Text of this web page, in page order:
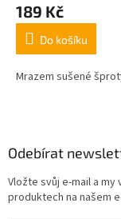
189 Kč
Do košíku
Mrazem sušené
Odebírat
Vložte svůj e-mail a
produktech na našem